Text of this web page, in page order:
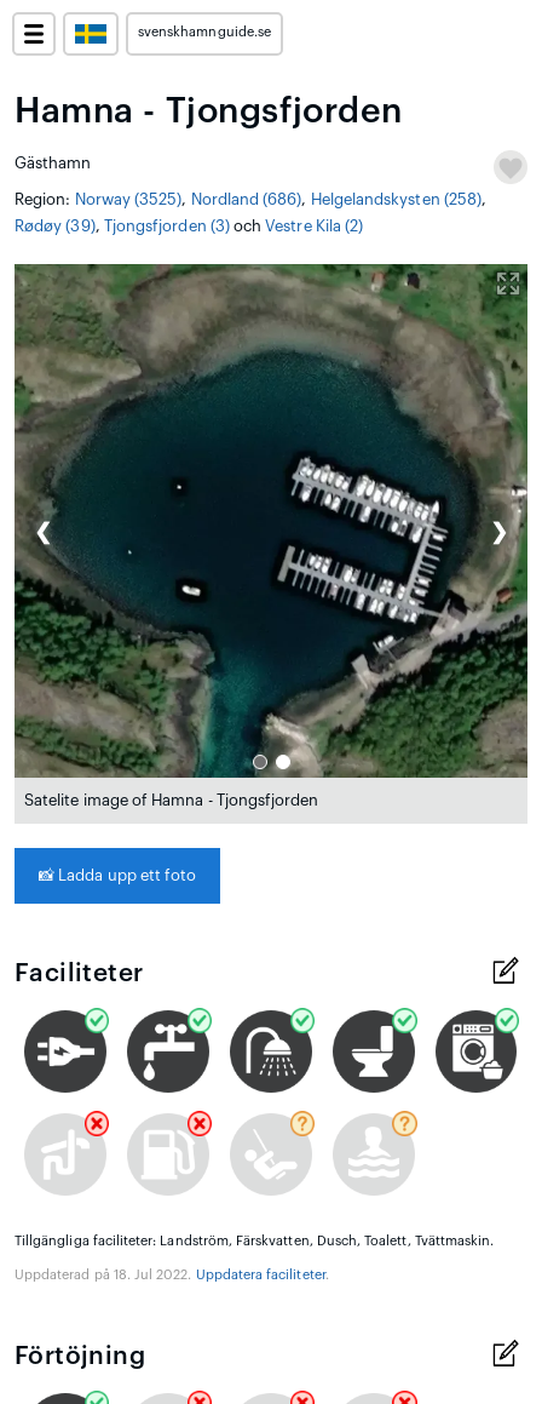
svenskhamnguide.se
Hamna - Tjongsfjorden
Gästhamn
Region: Norway (3525), Nordland (686), Helgelandskysten (258),
Rødøy (39), Tjongsfjorden (3)ochVestre Kila (2)
❮ ❯
Satelite image of Hamna - Tjongsfjorden
📸 Ladda upp ett foto
Faciliteter
Tillgängliga faciliteter: Landström, Färskvatten, Dusch, Toalett, Tvättmaskin.
Uppdaterad på 18. Jul 2022. Uppdatera faciliteter.
Förtöjning